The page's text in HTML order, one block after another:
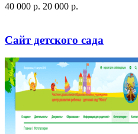
40 000 p. 20 000 p.
Сайт детского сада